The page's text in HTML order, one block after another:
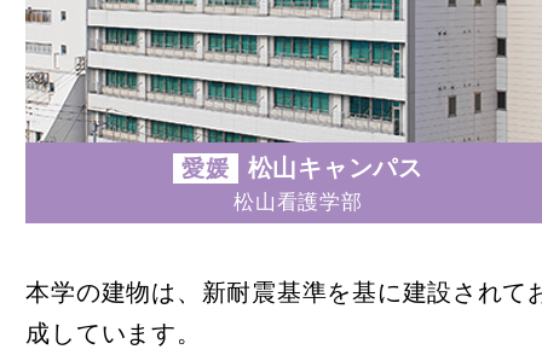
キャンパ
心理学部
附属施設
臨床心理
こころの
（松山道
愛媛 松山キャンパス
松山看護学部
本学の建物は、新耐震基準を基に建設されて
成しています。